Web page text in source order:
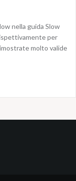
nella guida Slow
per
molto valide